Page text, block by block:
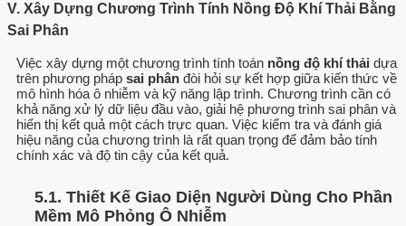
V. Xây Dựng Chương Trình Tính Nồng Độ Khí Thải Bằng
Sai Phân
Việc xây dựng một chương trình tính toán nồng độ khí thải dựa
trên phương pháp sai phân đòi hỏi sự kết hợp giữa kiến thức về
mô hình hóa ô nhiễm và kỹ năng lập trình. Chương trình cần có
khả năng xử lý dữ liệu đầu vào, giải hệ phương trình sai phân và
hiển thị kết quả một cách trực quan. Việc kiểm tra và đánh giá
hiệu năng của chương trình là rất quan trọng để đảm bảo tính
chính xác và độ tin cậy của kết quả.
5.1. Thiết Kế Giao Diện Người Dùng Cho Phần
Mềm Mô Phỏng Ô Nhiễm